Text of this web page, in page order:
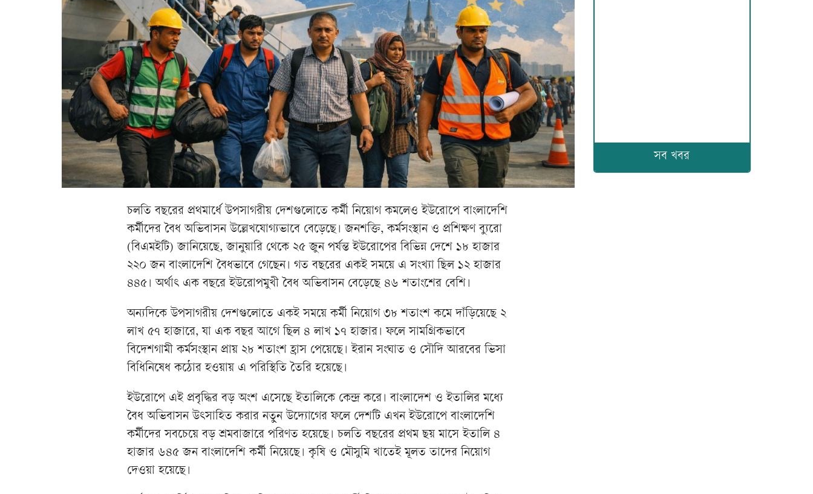
চলতি বছরের প্রথমার্ধে উপসাগরীয় দেশগুলোতে কর্মী নিয়োগ কমলেও ইউরোপে বাংলাদেশি
কর্মীদের বৈধ অভিবাসন উল্লেখযোগ্যভাবে বেড়েছে। জনশক্তি, কর্মসংস্থান ও প্রশিক্ষণ ব্যুরো
(বিএমইটি) জানিয়েছে, জানুয়ারি থেকে ২৫ জুন পর্যন্ত ইউরোপের বিভিন্ন দেশে ১৮ হাজার
২২০ জন বাংলাদেশি বৈধভাবে গেছেন। গত বছরের একই সময়ে এ সংখ্যা ছিল ১২ হাজার
৪৪৫। অর্থাৎ এক বছরে ইউরোপমুখী বৈধ অভিবাসন বেড়েছে ৪৬ শতাংশের বেশি।
অন্যদিকে উপসাগরীয় দেশগুলোতে একই সময়ে কর্মী নিয়োগ ৩৮ শতাংশ কমে দাঁড়িয়েছে ২
লাখ ৫৭ হাজারে, যা এক বছর আগে ছিল ৪ লাখ ১৭ হাজার। ফলে সামগ্রিকভাবে
বিদেশগামী কর্মসংস্থান প্রায় ২৮ শতাংশ হ্রাস পেয়েছে। ইরান সংঘাত ও সৌদি আরবের ভিসা
বিধিনিষেধ কঠোর হওয়ায় এ পরিস্থিতি তৈরি হয়েছে।
ইউরোপে এই প্রবৃদ্ধির বড় অংশ এসেছে ইতালিকে কেন্দ্র করে। বাংলাদেশ ও ইতালির মধ্যে
বৈধ অভিবাসন উৎসাহিত করার নতুন উদ্যোগের ফলে দেশটি এখন ইউরোপে বাংলাদেশি
কর্মীদের সবচেয়ে বড় শ্রমবাজারে পরিণত হয়েছে। চলতি বছরের প্রথম ছয় মাসে ইতালি ৪
হাজার ৬৪৫ জন বাংলাদেশি কর্মী নিয়েছে। কৃষি ও মৌসুমি খাতেই মূলত তাদের নিয়োগ
দেওয়া হয়েছে।
সব খবর